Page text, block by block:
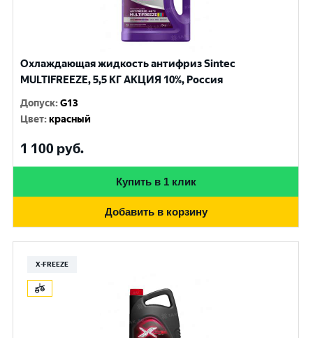
Охлаждающая жидкость антифриз Sintec
MULTIFREEZE, 5,5 КГ АКЦИЯ 10%, Россия
Допуск:G13
Цвет:красный
1 100 руб.
Купить в 1 клик
Добавить в корзину
X-FREEZE